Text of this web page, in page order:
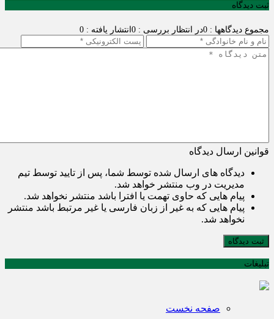
ثبت دیدگاه
مجموع دیدگاهها : 0 در انتظار بررسی : 0 انتشار یافته : 0
قوانین ارسال دیدگاه
دیدگاه های ارسال شده توسط شما، پس از تایید توسط تیم
مدیریت در وب منتشر خواهد شد.
پیام هایی که حاوی تهمت یا افترا باشد منتشر نخواهد شد.
پیام هایی که به غیر از زبان فارسی یا غیر مرتبط باشد منتشر
نخواهد شد.
ثبت دیدگاه
تبلیغات
صفحه نخست